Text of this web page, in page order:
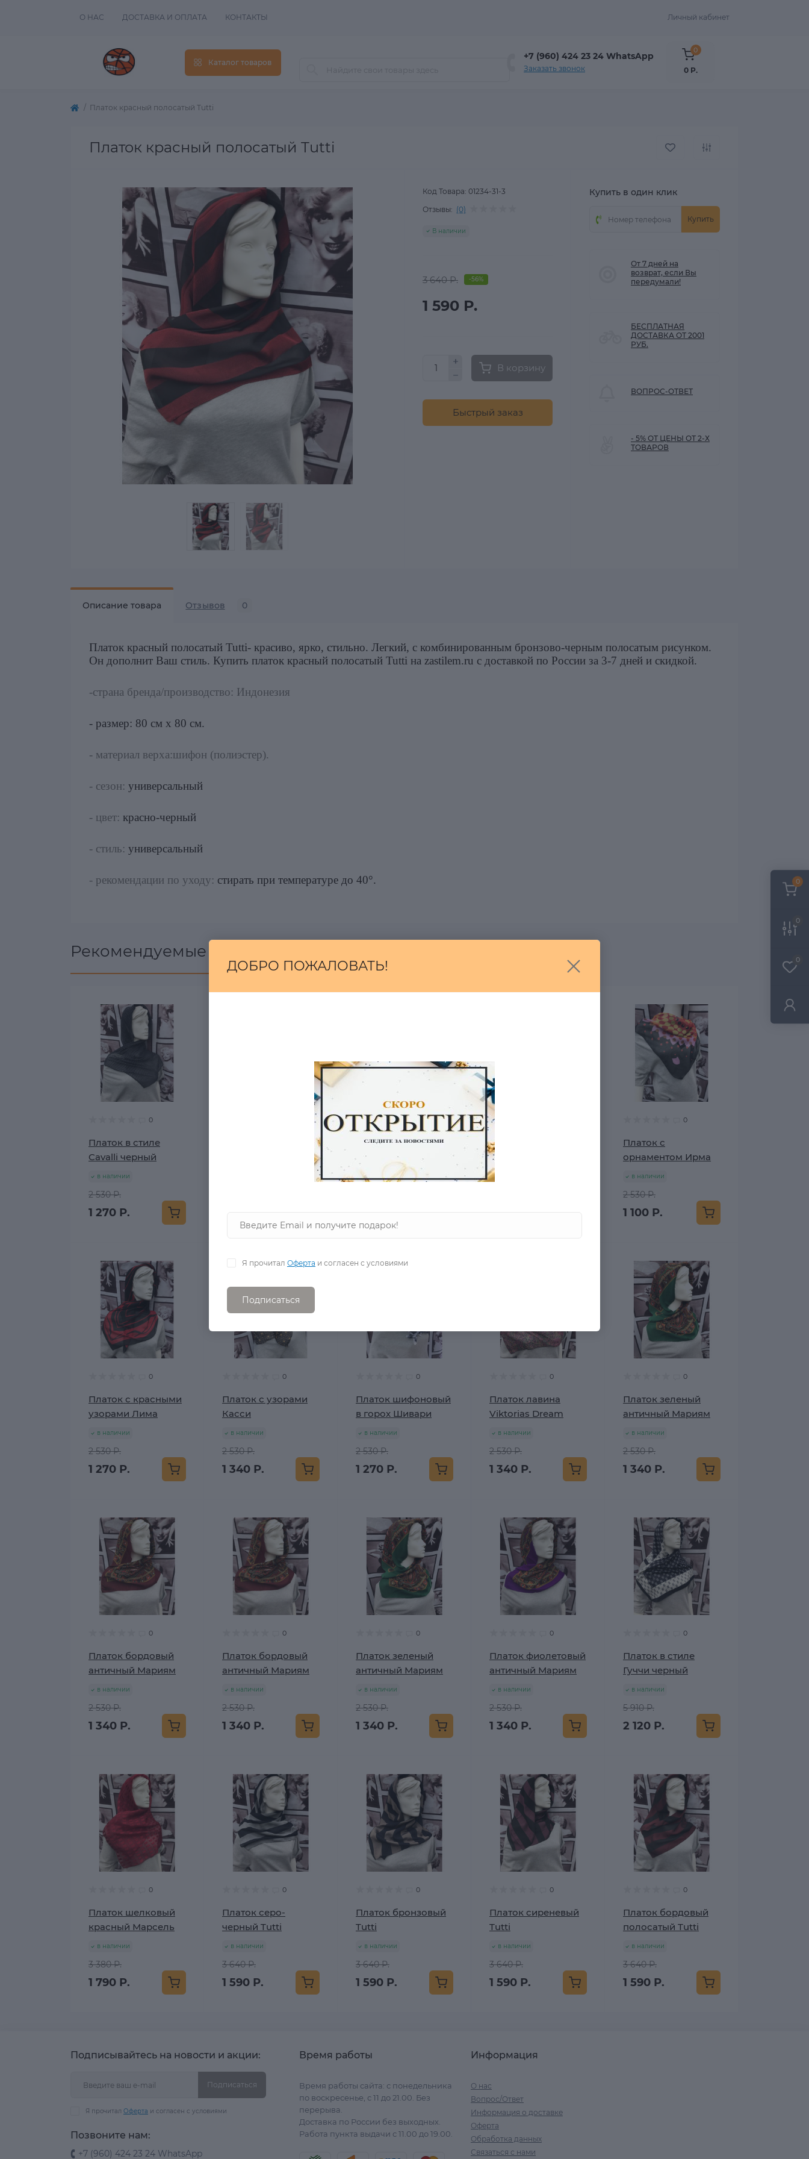
0
0
0
О НАС ДОСТАВКА И ОПЛАТА КОНТАКТЫ Личный кабинет
Каталог товаров
+7 (960) 424 23 24 WhatsApp
Заказать звонок
0
0 Р.
Платок красный полосатый Tutti
Платок красный полосатый Tutti
Код Товара: 01234-31-3
Отзывы: (0)
В наличии
3 640 Р. -56%
1 590 Р.
В корзину
Быстрый заказ
Купить в один клик
Купить
От 7 дней на
возврат, если Вы
передумали!
БЕСПЛАТНАЯ
ДОСТАВКА ОТ 2001
РУБ.
ВОПРОС-ОТВЕТ
- 5% ОТ ЦЕНЫ ОТ 2-Х
ТОВАРОВ
Описание товара Отзывов 0
Платок красный полосатый Tutti- красиво, ярко, стильно. Легкий, с комбинированным бронзово-черным полосатым рисунком.
Он дополнит Ваш стиль. Купить платок красный полосатый Tutti на zastilem.ru с доставкой по России за 3-7 дней и скидкой.
-страна бренда/производство: Индонезия
- размер: 80 см х 80 см.
- материал верха:шифон (полиэстер).
- сезон: универсальный
- цвет: красно-черный
- стиль: универсальный
- рекомендации по уходу: стирать при температуре до 40°.
Рекомендуемые товары
0
Платок в стиле
Cavalli черный
в наличии
2 530 Р.
1 270 Р.
Платок с кукурузой
Марта
в наличии
Платок в горошек
черный
0
Платок с
орнаментом Ирма
в наличии
2 530 Р.
1 100 Р.
0
Платок с красными
узорами Лима
в наличии
2 530 Р.
1 270 Р.
0
Платок с узорами
Касси
в наличии
2 530 Р.
1 340 Р.
0
Платок шифоновый
в горох Шивари
в наличии
2 530 Р.
1 270 Р.
0
Платок лавина
Viktorias Dream
в наличии
2 530 Р.
1 340 Р.
0
Платок зеленый
античный Мариям
в наличии
2 530 Р.
1 340 Р.
0
Платок бордовый
античный Мариям
в наличии
2 530 Р.
1 340 Р.
0
Платок бордовый
античный Мариям
в наличии
2 530 Р.
1 340 Р.
0
Платок зеленый
античный Мариям
в наличии
2 530 Р.
1 340 Р.
0
Платок фиолетовый
античный Мариям
в наличии
2 530 Р.
1 340 Р.
0
Платок в стиле
Гуччи черный
в наличии
5 910 Р.
2 120 Р.
0
Платок шелковый
красный Марсель
в наличии
3 380 Р.
1 790 Р.
0
Платок серо-
черный Tutti
в наличии
3 640 Р.
1 590 Р.
0
Платок бронзовый
Tutti
в наличии
3 640 Р.
1 590 Р.
0
Платок сиреневый
Tutti
в наличии
3 640 Р.
1 590 Р.
0
Платок бордовый
полосатый Tutti
в наличии
3 640 Р.
1 590 Р.
Подписывайтесь на новости и акции:
Подписаться
Я прочитал Оферта и согласен с условиями
Позвоните нам:
+7 (960) 424 23 24 WhatsApp
Время работы
Время работы сайта: с понедельника
по воскресенье, с 11 до 21.00. Без
перерыва.
Доставка по России без выходных.
Работа пункта выдачи с 11.00 до 19.00.
Информация
О нас
Вопрос/Ответ
Информация о доставке
Оферта
Обработка данных
Связаться с нами
ДОБРО ПОЖАЛОВАТЬ!
Я прочитал Оферта и согласен с условиями
Подписаться